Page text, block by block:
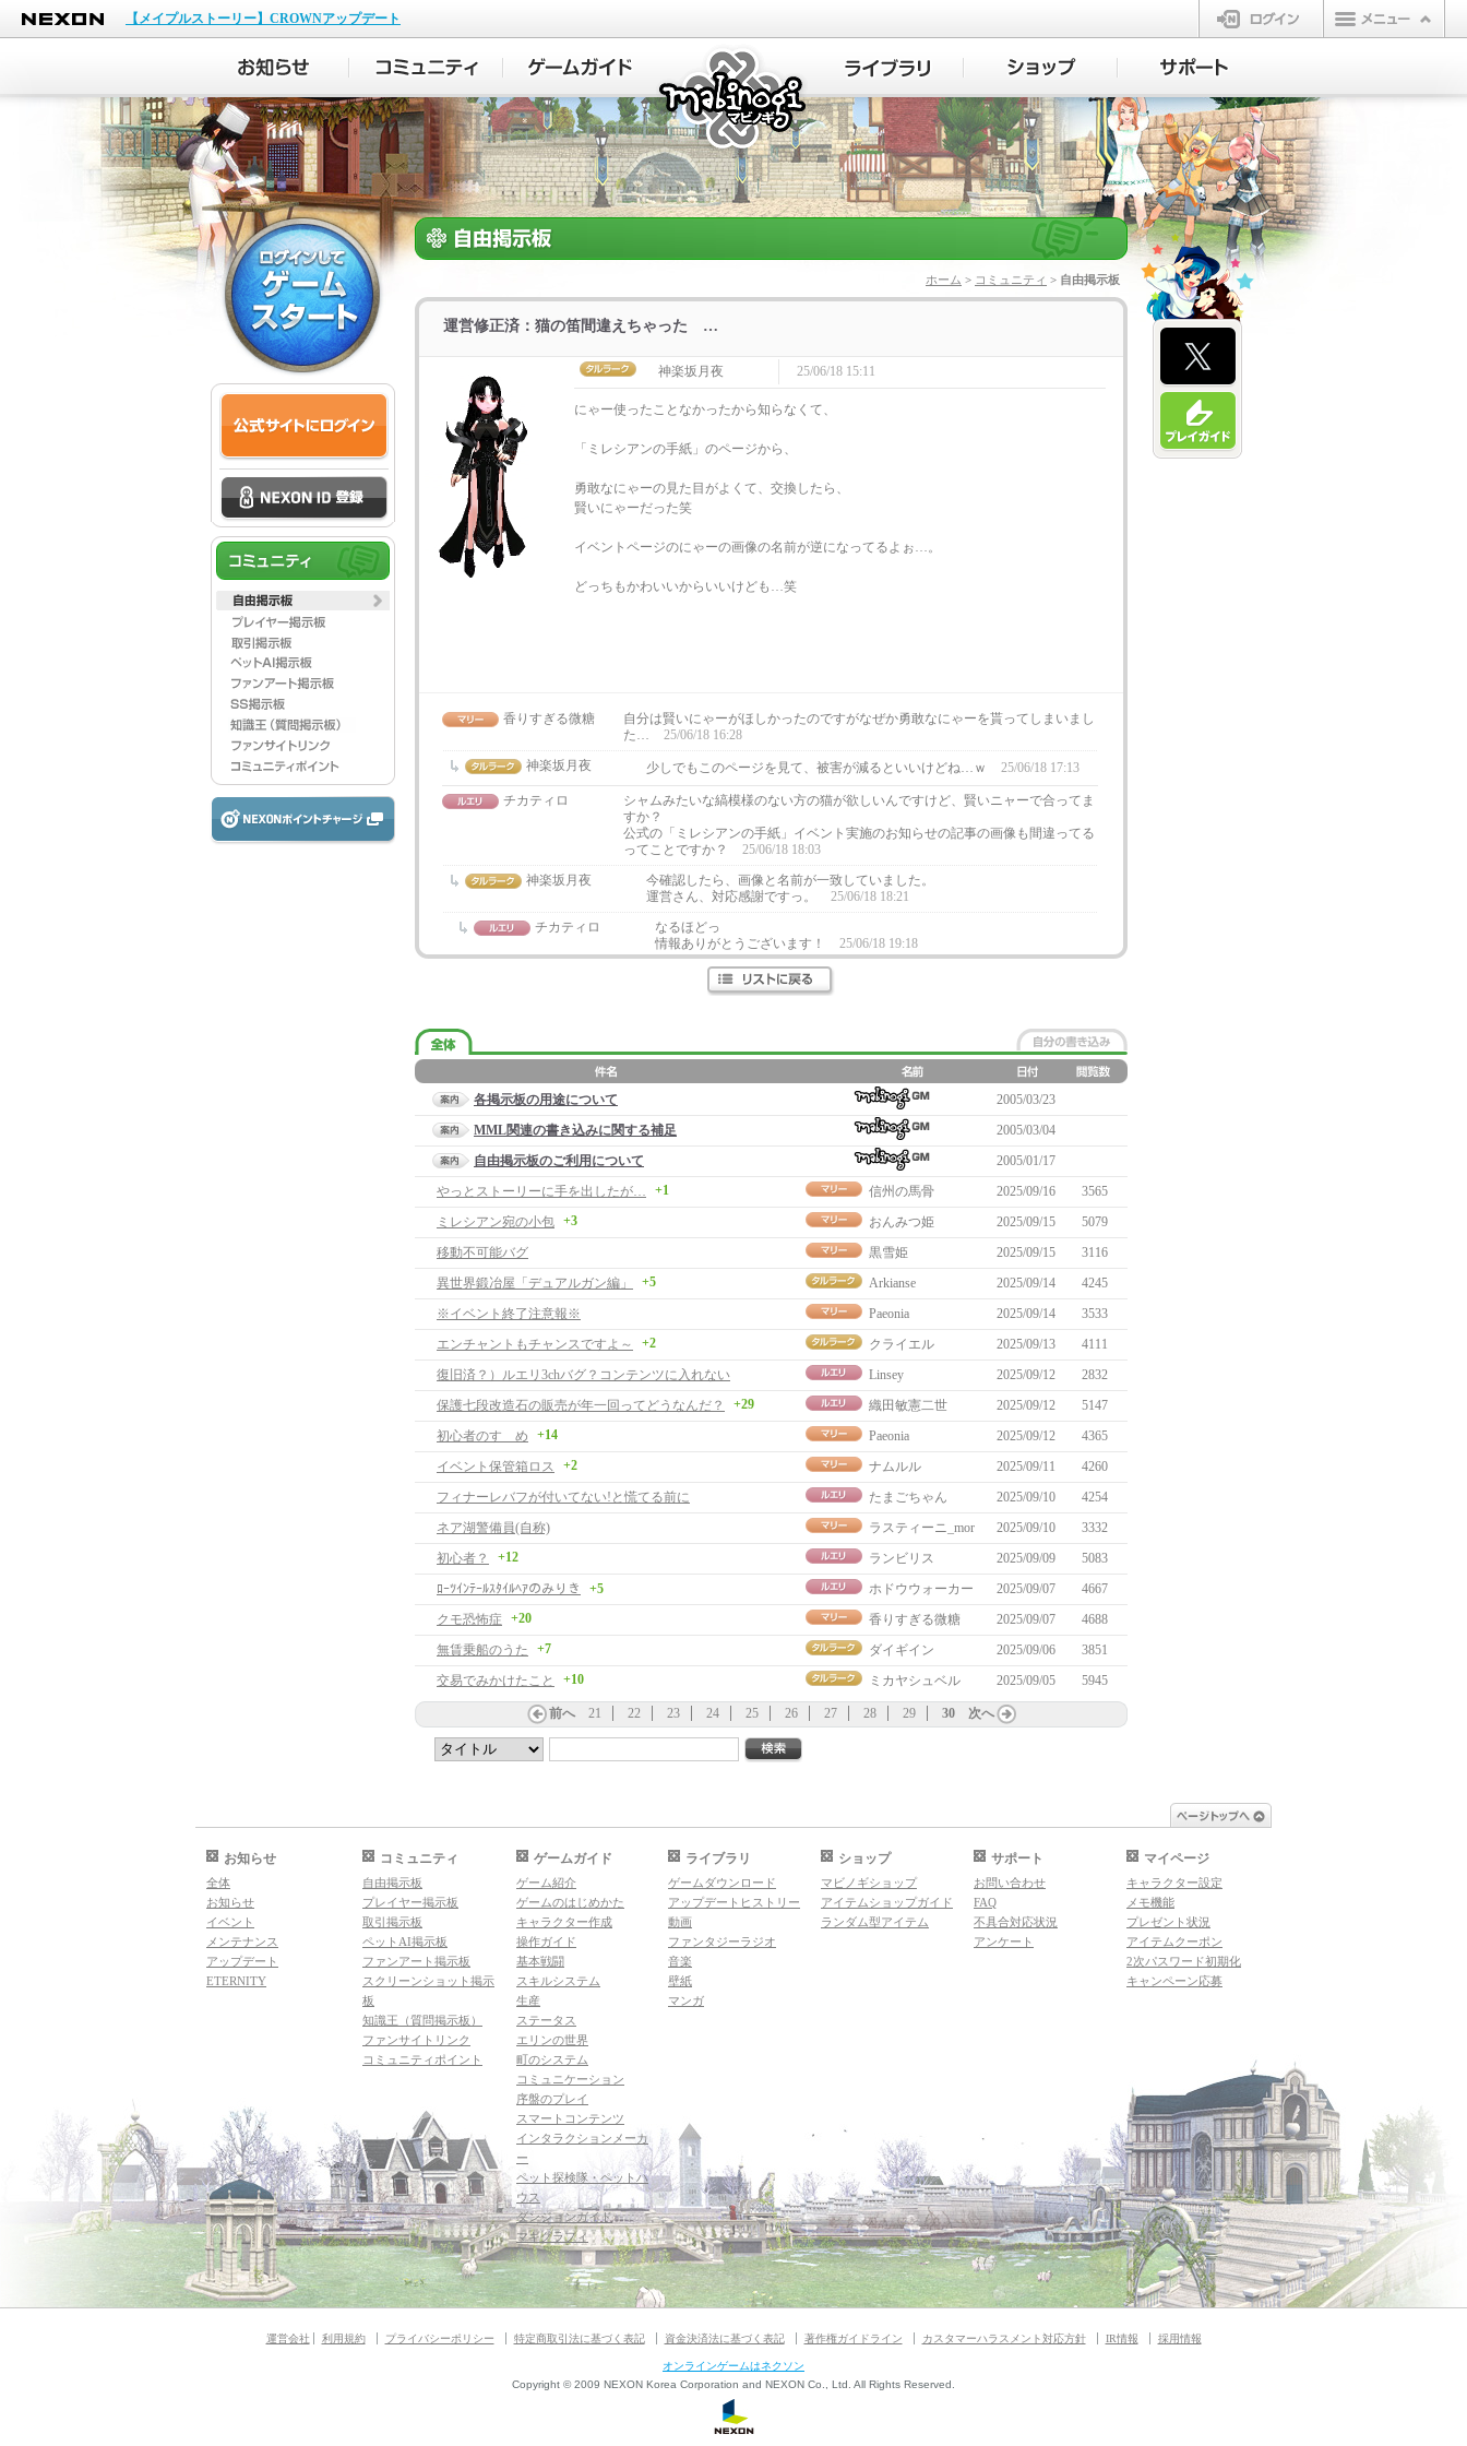
NEXON
【メイプルストーリー】CROWNアップデート
ログイン
マビノギ
ホーム > コミュニティ > 自由掲示板
運営修正済：猫の笛間違えちゃった …
神楽坂月夜 25/06/18 15:11
にゃー使ったことなかったから知らなくて、
「ミレシアンの手紙」のページから、
勇敢なにゃーの見た目がよくて、交換したら、
賢いにゃーだった笑
イベントページのにゃーの画像の名前が逆になってるよぉ…。
どっちもかわいいからいいけども…笑
香りすぎる微糖
自分は賢いにゃーがほしかったのですがなぜか勇敢なにゃーを貰ってしまいまし
た…
25/06/18 16:28
神楽坂月夜
少しでもこのページを見て、被害が減るといいけどね…ｗ 25/06/18 17:13
チカティロ
シャムみたいな縞模様のない方の猫が欲しいんですけど、賢いニャーで合ってま
すか？
公式の「ミレシアンの手紙」イベント実施のお知らせの記事の画像も間違ってる
ってことですか？
25/06/18 18:03
神楽坂月夜
今確認したら、画像と名前が一致していました。
運営さん、対応感謝ですっ。
25/06/18 18:21
チカティロ
なるほどっ
情報ありがとうございます！
25/06/18 19:18
各掲示板の用途について
2005/03/23
MML関連の書き込みに関する補足
2005/03/04
自由掲示板のご利用について
2005/01/17
やっとストーリーに手を出したが…
+1 信州の馬骨 2025/09/16
3565
ミレシアン宛の小包 +3 おんみつ姫 2025/09/15
5079
移動不可能バグ
黒雪姫 2025/09/15
3116
異世界鍛冶屋「デュアルガン編」
+5 Arkianse 2025/09/14
4245
※イベント終了注意報※
Paeonia 2025/09/14
3533
エンチャントもチャンスですよ～
+2 クライエル 2025/09/13
4111
復旧済？）ルエリ3chバグ？コンテンツに入れない
Linsey 2025/09/12
2832
保護七段改造石の販売が年一回ってどうなんだ？
+29 織田敏憲二世 2025/09/12
5147
初心者のすゝめ
+14 Paeonia 2025/09/12
4365
イベント保管箱ロス
+2 ナムルル 2025/09/11
4260
フィナーレバフが付いてない!と慌てる前に
たまごちゃん 2025/09/10
4254
ネア湖警備員(自称)
ラスティーニ_mor 2025/09/10
3332
初心者？
+12 ランビリス 2025/09/09
5083
ﾛｰﾂｲﾝﾃｰﾙｽﾀｲﾙﾍｱのみりき
+5 ホドウウォーカー 2025/09/07
4667
クモ恐怖症
+20 香りすぎる微糖 2025/09/07
4688
無賃乗船のうた
+7 ダイギイン 2025/09/06
3851
交易でみかけたこと
+10 ミカヤシュベル 2025/09/05 5945
前へ 21 22 23 24 25 26 27 28 29 30 次へ
お知らせ
全体
お知らせ
イベント
メンテナンス
アップデート
ETERNITY
コミュニティ
自由掲示板
プレイヤー掲示板
取引掲示板
ペットAI掲示板
ファンアート掲示板
スクリーンショット掲示
板
知識王（質問掲示板）
ファンサイトリンク
コミュニティポイント
ゲームガイド
ゲーム紹介
ゲームのはじめかた
キャラクター作成
操作ガイド
基本戦闘
スキルシステム
生産
ステータス
エリンの世界
町のシステム
コミュニケーション
序盤のプレイ
スマートコンテンツ
インタラクションメーカ
ー
ペット探検隊・ペットハ
ウス
ダンジョンガイド
マギグラフィ
ライブラリ
ゲームダウンロード
アップデートヒストリー
動画
ファンタジーラジオ
音楽
壁紙
マンガ
ショップ
マビノギショップ
アイテムショップガイド
ランダム型アイテム
サポート
お問い合わせ
FAQ
不具合対応状況
アンケート
マイページ
キャラクター設定
メモ機能
プレゼント状況
アイテムクーポン
2次パスワード初期化
キャンペーン応募
運営会社 利用規約 プライバシーポリシー 特定商取引法に基づく表記 資金決済法に基づく表記 著作権ガイドライン カスタマーハラスメント対応方針 IR情報 採用情報
オンラインゲームはネクソン
Copyright © 2009 NEXON Korea Corporation and NEXON Co., Ltd. All Rights Reserved.